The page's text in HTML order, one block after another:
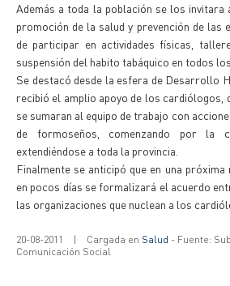
Además a toda la población se los invitara
promoción de la salud y prevención de las
de participar en actividades físicas,
suspensión del habito tabáquico en todos
Se destacó desde la esfera de Desarrollo
recibió el amplio apoyo de los cardiólogos,
se sumaran al equipo de trabajo con
de formoseños, comenzando por la
extendiéndose a toda la provincia.
Finalmente se anticipó que en una
en pocos días se formalizará el acuerdo
las organizaciones que nuclean a los
20-08-2011 | Cargada en Salud - Fuente:
Comunicación Social